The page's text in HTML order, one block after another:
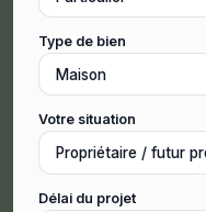
Type de bien
Votre situation
Délai du projet